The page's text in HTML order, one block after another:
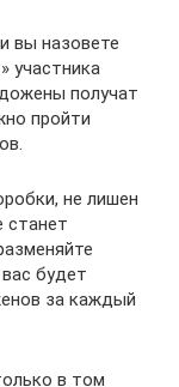
вы назовете
участника
получат
пройти
не лишен
станет
будет
за каждый
в том